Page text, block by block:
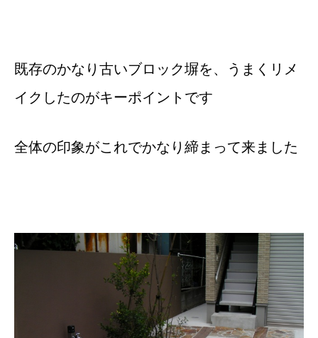
既存のかなり古いブロック塀を、うまくリメ
イクしたのがキーポイントです
全体の印象がこれでかなり締まって来ました